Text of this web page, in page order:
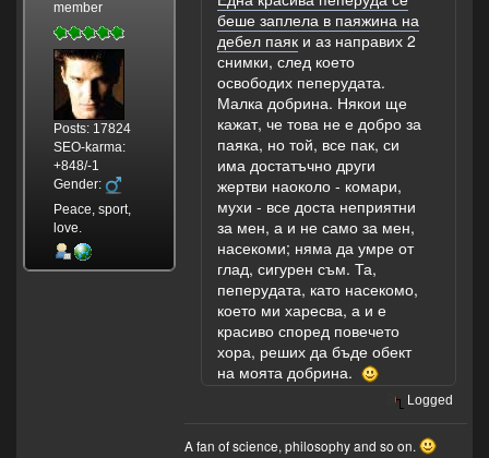
member
Posts: 17824
SEO-karma:
+848/-1
Gender:
Peace, sport,
love.
беше заплела в паяжина на
дебел паяк и аз направих 2
снимки, след което
освободих пеперудата.
Малка добрина. Някои ще
кажат, че това не е добро за
паяка, но той, все пак, си
има достатъчно други
жертви наоколо - комари,
мухи - все доста неприятни
за мен, а и не само за мен,
насекоми; няма да умре от
глад, сигурен съм. Та,
пеперудата, като насекомо,
което ми харесва, а и е
красиво според повечето
хора, реших да бъде обект
на моята добрина.
Logged
A fan of science, philosophy and so on.